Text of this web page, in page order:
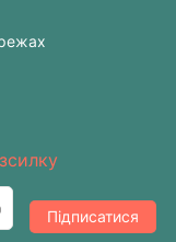
Підписатися